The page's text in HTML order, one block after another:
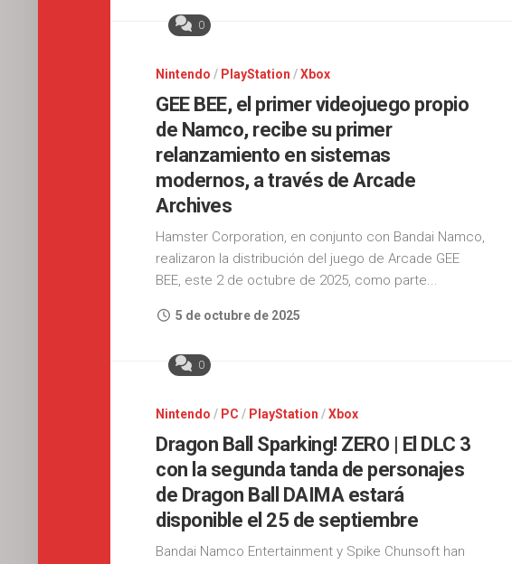
0
Nintendo / PlayStation /Xbox
GEE BEE, el primer videojuego propio
de Namco, recibe su primer
relanzamiento en sistemas
modernos, a través de Arcade
Archives
Hamster Corporation, en conjunto con Bandai Namco,
realizaron la distribución del juego de Arcade GEE
BEE, este 2 de octubre de 2025, como parte...
5 de octubre de 2025
0
Nintendo / PC / PlayStation /Xbox
Dragon Ball Sparking! ZERO | El DLC 3
con la segunda tanda de personajes
de Dragon Ball DAIMA estará
disponible el 25 de septiembre
Bandai Namco Entertainment y Spike Chunsoft han